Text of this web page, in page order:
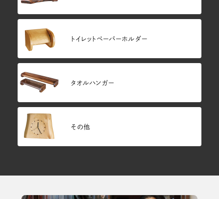
トイレットペーパーホルダー
タオルハンガー
その他